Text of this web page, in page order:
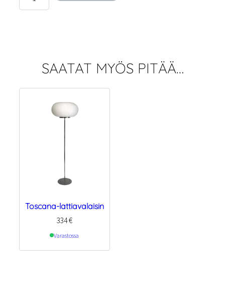
pöytävalaisin
SAATAT MYÖS PITÄÄ…
Toscana-lattiavalaisin
334€
Varastossa